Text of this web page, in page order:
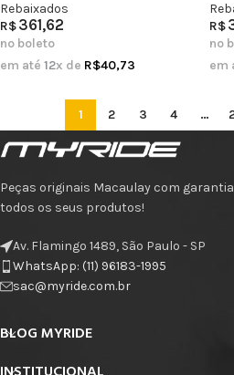
Rebaixados
R$361,62
no boleto
em até 12x de R$40,73
R$
no
em
1 2 3 4 …
Peças originais Macaulay com
todos os seus produtos!
Av. Flamingo 1489, São Paulo - SP
WhatsApp: (11) 96183-1995
sac@myride.com.br
BLOG MYRIDE